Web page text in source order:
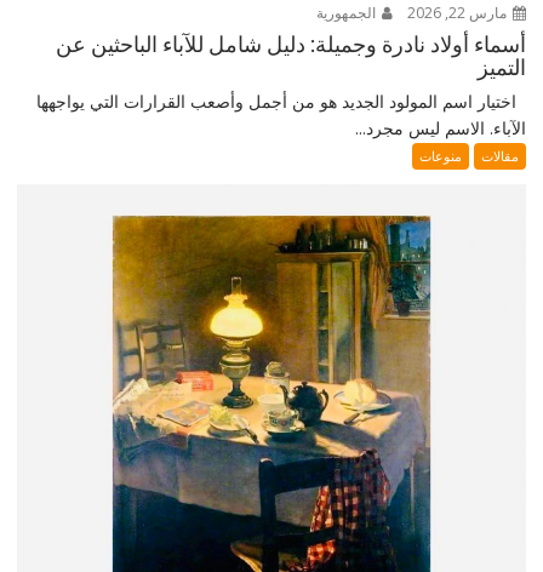
مارس 22, 2026 الجمهورية
أسماء أولاد نادرة وجميلة: دليل شامل للآباء الباحثين عن
التميز
اختيار اسم المولود الجديد هو من أجمل وأصعب القرارات التي يواجهها
الآباء. الاسم ليس مجرد...
مقالات منوعات